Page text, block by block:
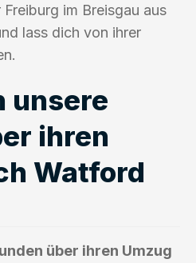
im Breisgau aus
lass dich von ihrer
unsere
ihren
Watford
über ihren Umzug